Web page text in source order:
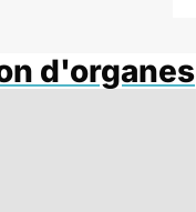
d'organes